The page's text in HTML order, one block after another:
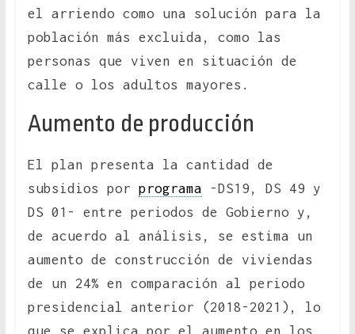
el arriendo como una solución para la
población más excluida, como las
personas que viven en situación de
calle o los adultos mayores.
Aumento de producción
El plan presenta la cantidad de
subsidios por programa -DS19, DS 49 y
DS 01- entre periodos de Gobierno y,
de acuerdo al análisis, se estima un
aumento de construcción de viviendas
de un 24% en comparación al periodo
presidencial anterior (2018-2021), lo